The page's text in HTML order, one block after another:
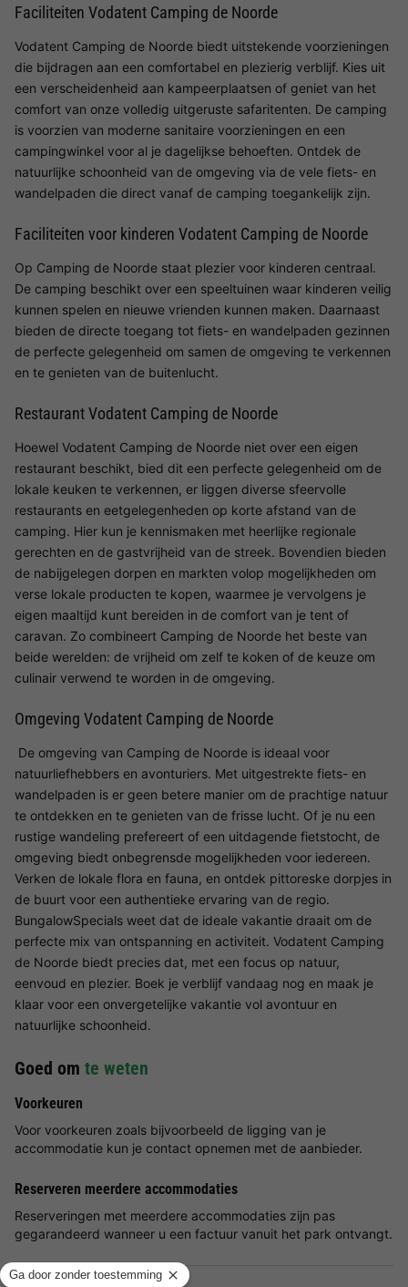
Faciliteiten Vodatent Camping de Noorde
Vodatent Camping de Noorde biedt uitstekende voorzieningen
die bijdragen aan een comfortabel en plezierig verblijf. Kies uit
een verscheidenheid aan kampeerplaatsen of geniet van het
comfort van onze volledig uitgeruste safaritenten. De camping
is voorzien van moderne sanitaire voorzieningen en een
campingwinkel voor al je dagelijkse behoeften. Ontdek de
natuurlijke schoonheid van de omgeving via de vele fiets- en
wandelpaden die direct vanaf de camping toegankelijk zijn.
Faciliteiten voor kinderen Vodatent Camping de Noorde
Op Camping de Noorde staat plezier voor kinderen centraal.
De camping beschikt over een speeltuinen waar kinderen veilig
kunnen spelen en nieuwe vrienden kunnen maken. Daarnaast
bieden de directe toegang tot fiets- en wandelpaden gezinnen
de perfecte gelegenheid om samen de omgeving te verkennen
en te genieten van de buitenlucht.
Restaurant Vodatent Camping de Noorde
Hoewel Vodatent Camping de Noorde niet over een eigen
restaurant beschikt, bied dit een perfecte gelegenheid om de
lokale keuken te verkennen, er liggen diverse sfeervolle
restaurants en eetgelegenheden op korte afstand van de
camping. Hier kun je kennismaken met heerlijke regionale
gerechten en de gastvrijheid van de streek. Bovendien bieden
de nabijgelegen dorpen en markten volop mogelijkheden om
verse lokale producten te kopen, waarmee je vervolgens je
eigen maaltijd kunt bereiden in de comfort van je tent of
caravan. Zo combineert Camping de Noorde het beste van
beide werelden: de vrijheid om zelf te koken of de keuze om
culinair verwend te worden in de omgeving.
Omgeving Vodatent Camping de Noorde
De omgeving van Camping de Noorde is ideaal voor
natuurliefhebbers en avonturiers. Met uitgestrekte fiets- en
wandelpaden is er geen betere manier om de prachtige natuur
te ontdekken en te genieten van de frisse lucht. Of je nu een
rustige wandeling prefereert of een uitdagende fietstocht, de
omgeving biedt onbegrensde mogelijkheden voor iedereen.
Verken de lokale flora en fauna, en ontdek pittoreske dorpjes in
de buurt voor een authentieke ervaring van de regio.
BungalowSpecials weet dat de ideale vakantie draait om de
perfecte mix van ontspanning en activiteit. Vodatent Camping
de Noorde biedt precies dat, met een focus op natuur,
eenvoud en plezier. Boek je verblijf vandaag nog en maak je
klaar voor een onvergetelijke vakantie vol avontuur en
natuurlijke schoonheid.
Goed om te weten
Voorkeuren
Voor voorkeuren zoals bijvoorbeeld de ligging van je
accommodatie kun je contact opnemen met de aanbieder.
Reserveren meerdere accommodaties
Reserveringen met meerdere accommodaties zijn pas
gegarandeerd wanneer u een factuur vanuit het park ontvangt.